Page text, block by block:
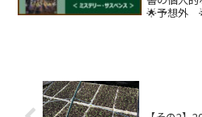
🌟予想外